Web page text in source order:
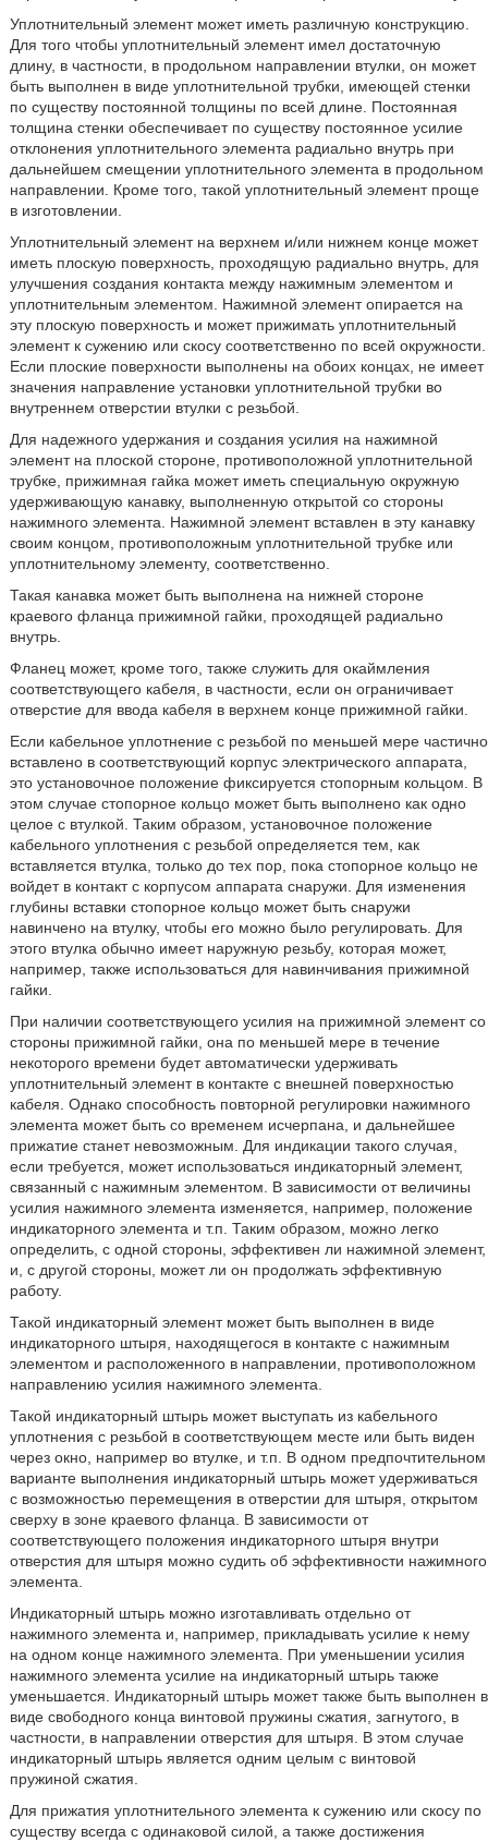
Уплотнительный элемент может иметь различную конструкцию.
Для того чтобы уплотнительный элемент имел достаточную
длину, в частности, в продольном направлении втулки, он может
быть выполнен в виде уплотнительной трубки, имеющей стенки
по существу постоянной толщины по всей длине. Постоянная
толщина стенки обеспечивает по существу постоянное усилие
отклонения уплотнительного элемента радиально внутрь при
дальнейшем смещении уплотнительного элемента в продольном
направлении. Кроме того, такой уплотнительный элемент проще
в изготовлении.
Уплотнительный элемент на верхнем и/или нижнем конце может
иметь плоскую поверхность, проходящую радиально внутрь, для
улучшения создания контакта между нажимным элементом и
уплотнительным элементом. Нажимной элемент опирается на
эту плоскую поверхность и может прижимать уплотнительный
элемент к сужению или скосу соответственно по всей окружности.
Если плоские поверхности выполнены на обоих концах, не имеет
значения направление установки уплотнительной трубки во
внутреннем отверстии втулки с резьбой.
Для надежного удержания и создания усилия на нажимной
элемент на плоской стороне, противоположной уплотнительной
трубке, прижимная гайка может иметь специальную окружную
удерживающую канавку, выполненную открытой со стороны
нажимного элемента. Нажимной элемент вставлен в эту канавку
своим концом, противоположным уплотнительной трубке или
уплотнительному элементу, соответственно.
Такая канавка может быть выполнена на нижней стороне
краевого фланца прижимной гайки, проходящей радиально
внутрь.
Фланец может, кроме того, также служить для окаймления
соответствующего кабеля, в частности, если он ограничивает
отверстие для ввода кабеля в верхнем конце прижимной гайки.
Если кабельное уплотнение с резьбой по меньшей мере частично
вставлено в соответствующий корпус электрического аппарата,
это установочное положение фиксируется стопорным кольцом. В
этом случае стопорное кольцо может быть выполнено как одно
целое с втулкой. Таким образом, установочное положение
кабельного уплотнения с резьбой определяется тем, как
вставляется втулка, только до тех пор, пока стопорное кольцо не
войдет в контакт с корпусом аппарата снаружи. Для изменения
глубины вставки стопорное кольцо может быть снаружи
навинчено на втулку, чтобы его можно было регулировать. Для
этого втулка обычно имеет наружную резьбу, которая может,
например, также использоваться для навинчивания прижимной
гайки.
При наличии соответствующего усилия на прижимной элемент со
стороны прижимной гайки, она по меньшей мере в течение
некоторого времени будет автоматически удерживать
уплотнительный элемент в контакте с внешней поверхностью
кабеля. Однако способность повторной регулировки нажимного
элемента может быть со временем исчерпана, и дальнейшее
прижатие станет невозможным. Для индикации такого случая,
если требуется, может использоваться индикаторный элемент,
связанный с нажимным элементом. В зависимости от величины
усилия нажимного элемента изменяется, например, положение
индикаторного элемента и т.п. Таким образом, можно легко
определить, с одной стороны, эффективен ли нажимной элемент,
и, с другой стороны, может ли он продолжать эффективную
работу.
Такой индикаторный элемент может быть выполнен в виде
индикаторного штыря, находящегося в контакте с нажимным
элементом и расположенного в направлении, противоположном
направлению усилия нажимного элемента.
Такой индикаторный штырь может выступать из кабельного
уплотнения с резьбой в соответствующем месте или быть виден
через окно, например во втулке, и т.п. В одном предпочтительном
варианте выполнения индикаторный штырь может удерживаться
с возможностью перемещения в отверстии для штыря, открытом
сверху в зоне краевого фланца. В зависимости от
соответствующего положения индикаторного штыря внутри
отверстия для штыря можно судить об эффективности нажимного
элемента.
Индикаторный штырь можно изготавливать отдельно от
нажимного элемента и, например, прикладывать усилие к нему
на одном конце нажимного элемента. При уменьшении усилия
нажимного элемента усилие на индикаторный штырь также
уменьшается. Индикаторный штырь может также быть выполнен в
виде свободного конца винтовой пружины сжатия, загнутого, в
частности, в направлении отверстия для штыря. В этом случае
индикаторный штырь является одним целым с винтовой
пружиной сжатия.
Для прижатия уплотнительного элемента к сужению или скосу по
существу всегда с одинаковой силой, а также достижения